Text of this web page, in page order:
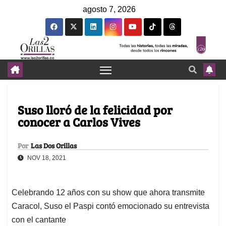
agosto 7, 2026
Suso lloró de la felicidad por
conocer a Carlos Vives
Por Las Dos Orillas
NOV 18, 2021
Celebrando 12 años con su show que ahora transmite
Caracol, Suso el Paspi contó emocionado su entrevista
con el cantante